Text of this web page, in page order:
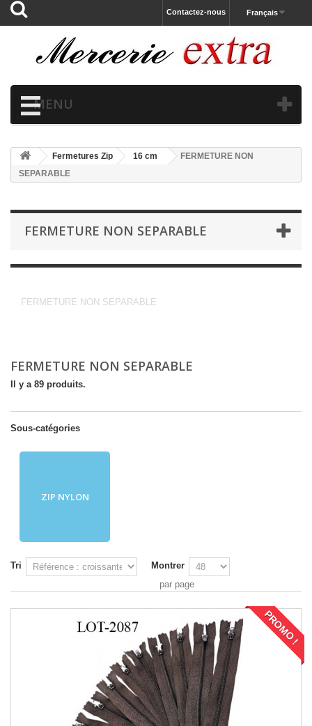
Français
Contactez-nous
MENU
Fermetures Zip 16 cm
FERMETURE NON
SEPARABLE
FERMETURE NON SEPARABLE
FERMETURE NON SEPARABLE
FERMETURE NON SEPARABLE
Il y a 89 produits.
Sous-catégories
ZIP NYLON
Tri
Montrer
par page
PROMO !